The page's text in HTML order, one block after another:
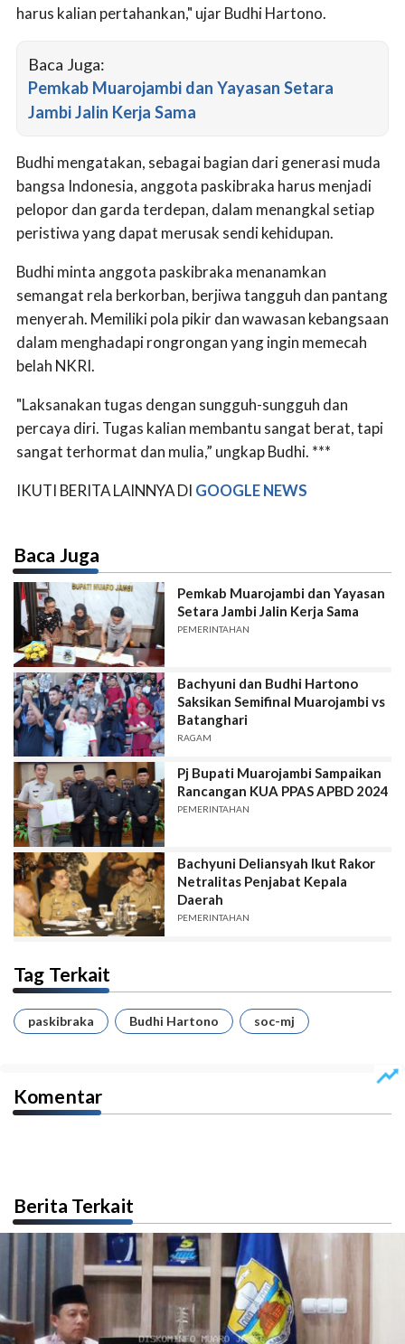
harus kalian pertahankan," ujar Budhi Hartono.
Baca Juga:
Pemkab Muarojambi dan Yayasan Setara
Jambi Jalin Kerja Sama
Budhi mengatakan, sebagai bagian dari generasi muda
bangsa Indonesia, anggota paskibraka harus menjadi
pelopor dan garda terdepan, dalam menangkal setiap
peristiwa yang dapat merusak sendi kehidupan.
Budhi minta anggota paskibraka menanamkan
semangat rela berkorban, berjiwa tangguh dan pantang
menyerah. Memiliki pola pikir dan wawasan kebangsaan
dalam menghadapi rongrongan yang ingin memecah
belah NKRI.
"Laksanakan tugas dengan sungguh-sungguh dan
percaya diri. Tugas kalian membantu sangat berat, tapi
sangat terhormat dan mulia,” ungkap Budhi. ***
IKUTI BERITA LAINNYA DI GOOGLE NEWS
Baca Juga
Pemkab Muarojambi dan Yayasan
Setara Jambi Jalin Kerja Sama
PEMERINTAHAN
Bachyuni dan Budhi Hartono
Saksikan Semifinal Muarojambi vs
Batanghari
RAGAM
Pj Bupati Muarojambi Sampaikan
Rancangan KUA PPAS APBD 2024
PEMERINTAHAN
Bachyuni Deliansyah Ikut Rakor
Netralitas Penjabat Kepala
Daerah
PEMERINTAHAN
Tag Terkait
paskibraka Budhi Hartono soc-mj
Komentar
Berita Terkait